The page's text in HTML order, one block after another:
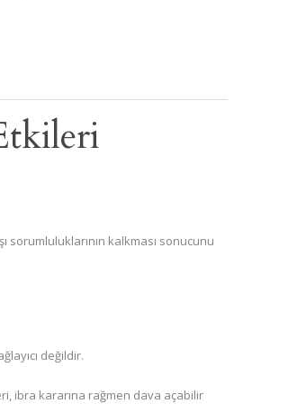
kalkması sonucunu
değildir.
ibra kararına rağmen dava açabilir